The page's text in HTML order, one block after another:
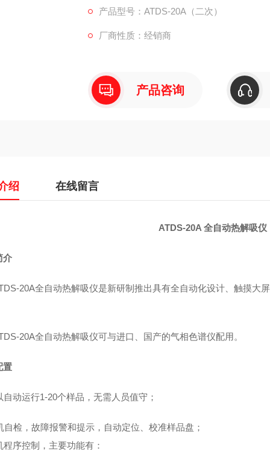
产品型号：ATDS-20A（二次）
厂商性质：经销商
产品咨询
绍 在线留言
ATDS-20A 全自动热解吸仪
介
20A全自动热解吸仪是新研制推出具有全自动化设计、触摸大
20A全自动热解吸仪可与进口、国产的气相色谱仪配用。
置
自动运行1-20个样品，无需人员值守；
自检，故障报警和提示，自动定位、校准样品盘；
程序控制，主要功能有：